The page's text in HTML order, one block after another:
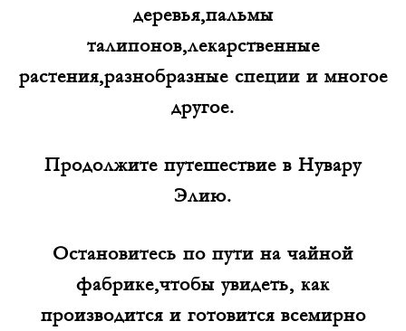
деревья,пальмы
талипонов,лекарственные
растения,разнобразные специи и многое
другое.
Продолжите путешествие в Нувару
Элию.
Остановитесь по пути на чайной
фабрике,чтобы увидеть, как
производится и готовится всемирно